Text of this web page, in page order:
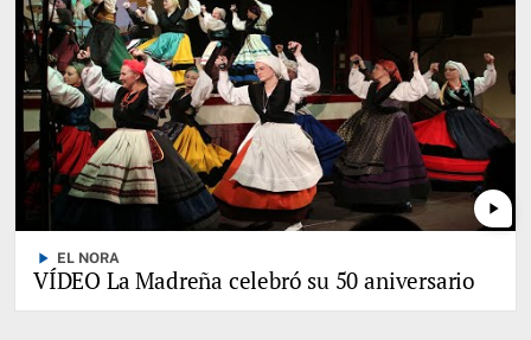
play_arrow
play_arrow EL NORA
VÍDEO La Madreña celebró su 50 aniversario